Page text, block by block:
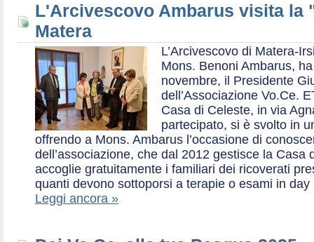
L'Arcivescovo Ambarus visita la
Matera
L’Arcivescovo di Matera-
Mons. Benoni Ambarus,
novembre, il Presidente
dell’Associazione Vo.Ce.
Casa di Celeste, in via
partecipato, si è svolto in
offrendo a Mons. Ambarus l’occasione di
dell’associazione, che dal 2012 gestisce la Casa
accoglie gratuitamente i familiari dei ricoverati
quanti devono sottoporsi a terapie o esami in day
Leggi ancora »